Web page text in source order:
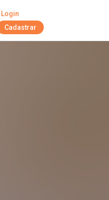
Login
Cadastrar